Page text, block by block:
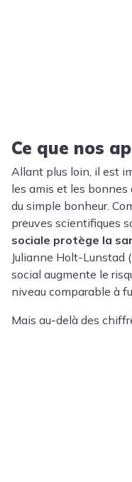
Ce que nos
Allant plus loin, il est
les amis et les
du simple bonheur.
preuves scientifiques
sociale protège la
Julianne Holt-Lunstad
social augmente le
niveau comparable à
Mais au-delà des